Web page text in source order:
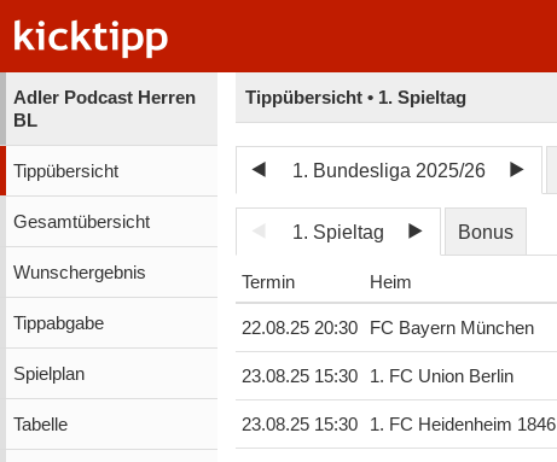
Adler Podcast Herren
BL
Tippübersicht
Gesamtübersicht
Wunschergebnis
Tippabgabe
Spielplan
Tabelle
Tippübersicht • 1. Spieltag
1. Bundesliga 2025/26
1. Spieltag Bonus
Termin Heim
22.08.25 20:30 FC Bayern München
23.08.25 15:30 1. FC Union Berlin
23.08.25 15:30 1. FC Heidenheim 1846